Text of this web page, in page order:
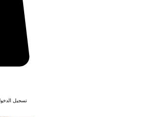
تسجيل